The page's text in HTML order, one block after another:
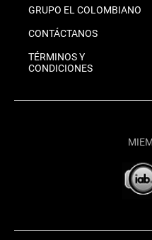
GRUPO EL COLOMBIANO
CONTÁCTANOS
TÉRMINOS Y
CONDICIONES